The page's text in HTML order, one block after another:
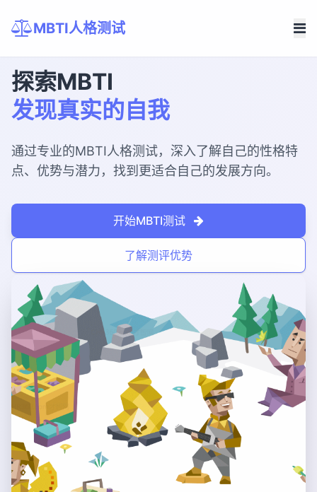
MBTI人格测试
探索MBTI
发现真实的自我
通过专业的MBTI人格测试，深入了解自己的性格特
点、优势与潜力，找到更适合自己的发展方向。
开始MBTI测试
了解测评优势